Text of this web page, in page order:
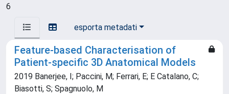
6
esporta metadati
Feature-based Characterisation of
Patient-specific 3D Anatomical Models
2019 Banerjee, I; Paccini, M; Ferrari, E; E Catalano, C;
Biasotti, S; Spagnuolo, M